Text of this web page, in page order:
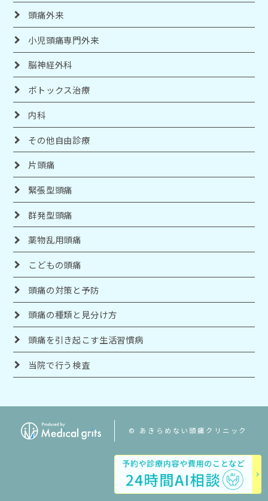
頭痛外来
小児頭痛専門外来
脳神経外科
ボトックス治療
内科
その他自由診療
片頭痛
緊張型頭痛
群発型頭痛
薬物乱用頭痛
こどもの頭痛
頭痛の対策と予防
頭痛の種類と見分け方
頭痛を引き起こす生活習慣病
当院で行う検査
© あきらめない頭痛クリニック